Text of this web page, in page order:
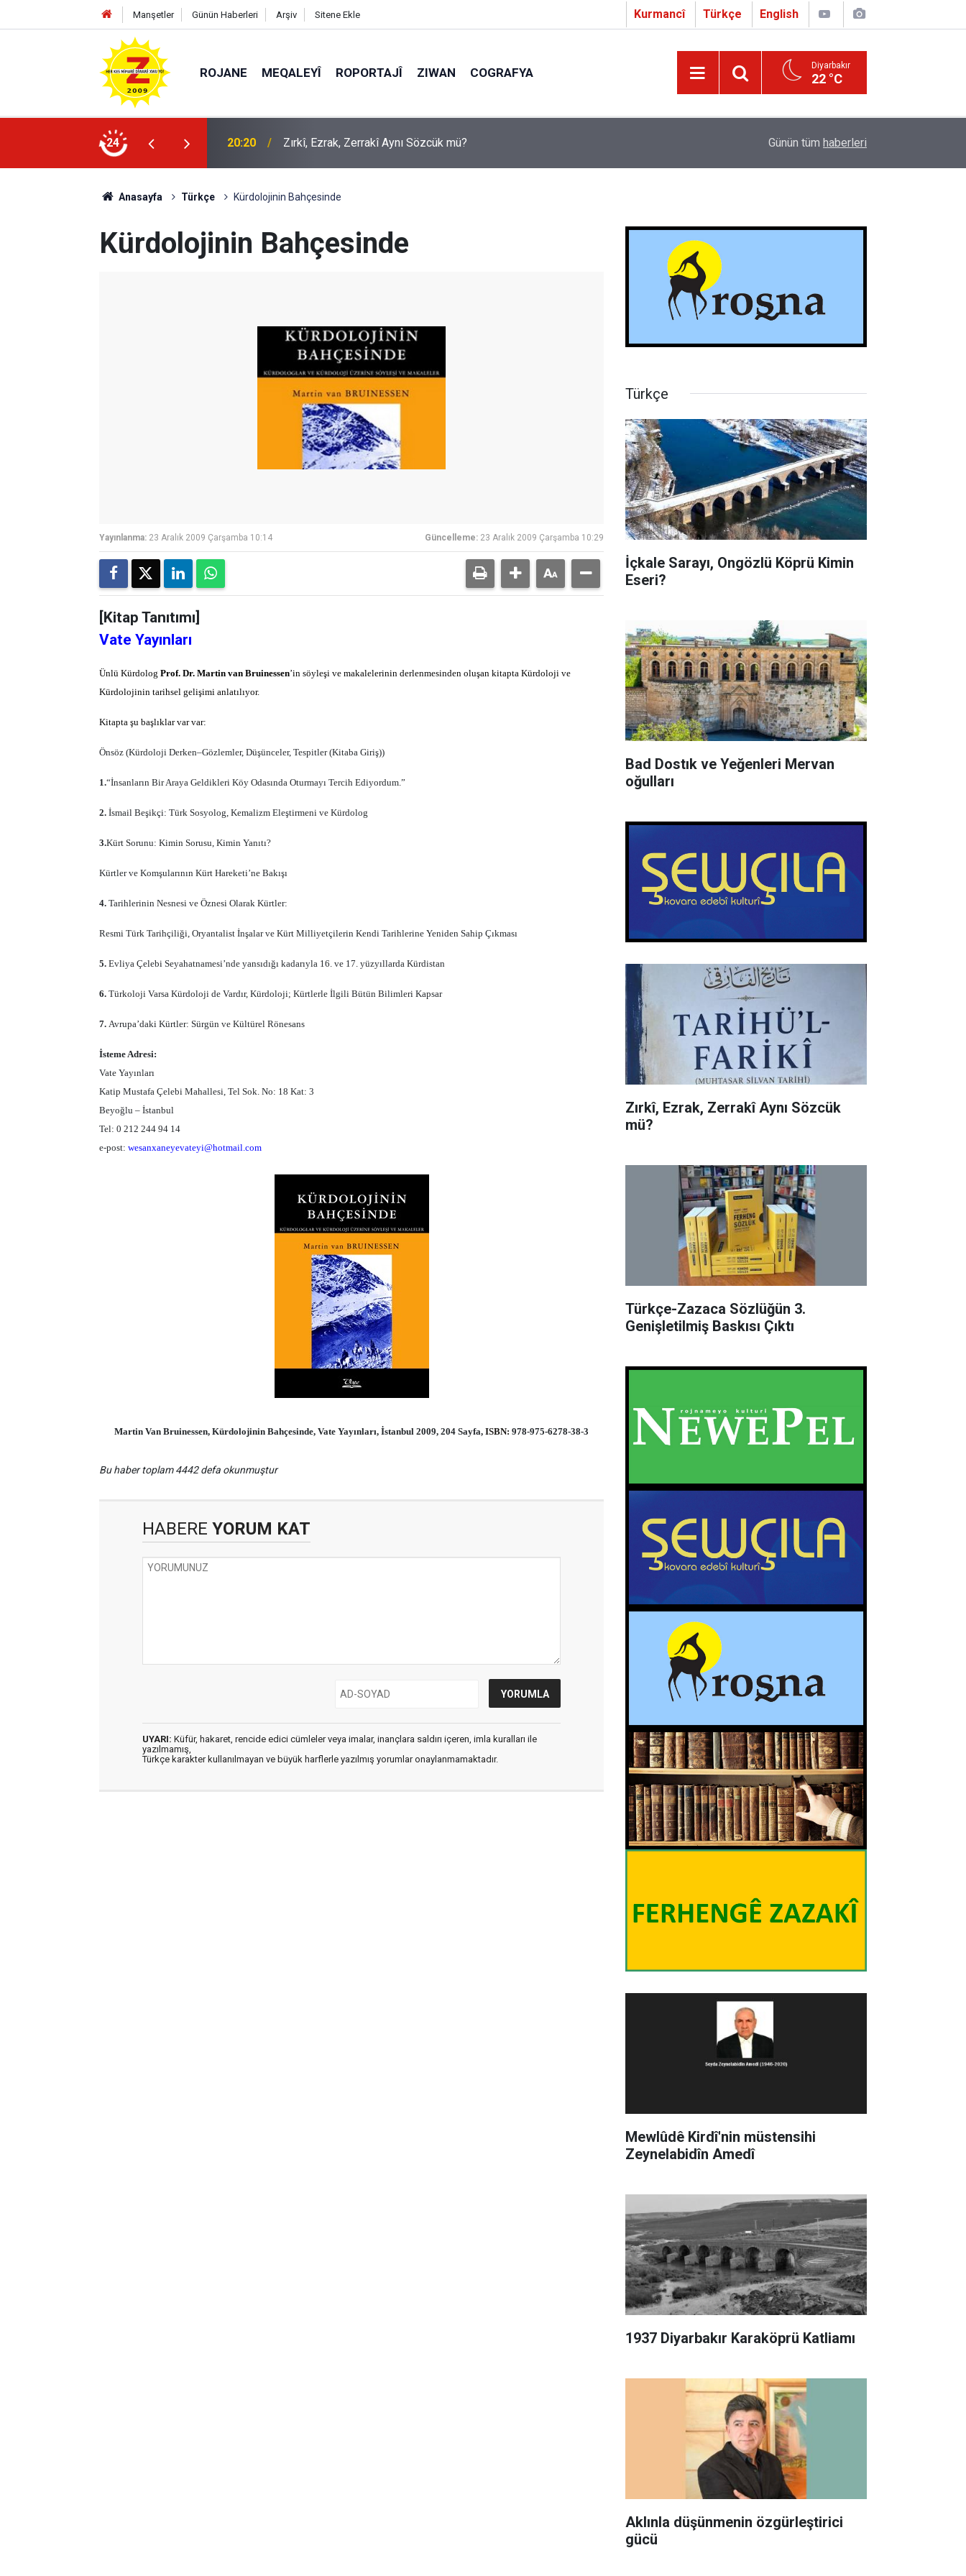
Manşetler Günün Haberleri Arşiv Sitene Ekle Kurmancî Türkçe English
ROJANE MEQALEYÎ ROPORTAJÎ ZIWAN COGRAFYA Diyarbakır
22 °C
24 09:56 Ji Zilma Partîzanan Nimûneyeka Piçûk Çapo 3. o Hîrakerde yê Ferhengê Zazakî-Tirkî
Günün tüm haberleri
Anasayfa Türkçe Kürdolojinin Bahçesinde
Kürdolojinin Bahçesinde
Yayınlanma: 23 Aralık 2009 Çarşamba 10:14 Güncelleme: 23 Aralık 2009 Çarşamba 10:29
[Kitap Tanıtımı]
Vate Yayınları
Ünlü Kürdolog Prof. Dr. Martin van Bruinessen’in söyleşi ve makalelerinin derlenmesinden oluşan kitapta Kürdoloji ve
Kürdolojinin tarihsel gelişimi anlatılıyor.
Kitapta şu başlıklar var var:
Önsöz (Kürdoloji Derken–Gözlemler, Düşünceler, Tespitler (Kitaba Giriş))
1.“İnsanların Bir Araya Geldikleri Köy Odasında Oturmayı Tercih Ediyordum.”
2. İsmail Beşikçi: Türk Sosyolog, Kemalizm Eleştirmeni ve Kürdolog
3.Kürt Sorunu: Kimin Sorusu, Kimin Yanıtı?
Kürtler ve Komşularının Kürt Hareketi’ne Bakışı
4. Tarihlerinin Nesnesi ve Öznesi Olarak Kürtler:
Resmi Türk Tarihçiliği, Oryantalist İnşalar ve Kürt Milliyetçilerin Kendi Tarihlerine Yeniden Sahip Çıkması
5. Evliya Çelebi Seyahatnamesi’nde yansıdığı kadarıyla 16. ve 17. yüzyıllarda Kürdistan
6. Türkoloji Varsa Kürdoloji de Vardır, Kürdoloji; Kürtlerle İlgili Bütün Bilimleri Kapsar
7. Avrupa’daki Kürtler: Sürgün ve Kültürel Rönesans
İsteme Adresi:
Vate Yayınları
Katip Mustafa Çelebi Mahallesi, Tel Sok. No: 18 Kat: 3
Beyoğlu – İstanbul
Tel: 0 212 244 94 14
e-post: wesanxaneyevateyi@hotmail.com
Martin Van Bruinessen, Kürdolojinin Bahçesinde, Vate Yayınları, İstanbul 2009, 204 Sayfa, ISBN: 978-975-6278-38-3
Bu haber toplam 4442 defa okunmuştur
HABERE YORUM KAT
UYARI: Küfür, hakaret, rencide edici cümleler veya imalar, inançlara saldırı içeren, imla kuralları ile
yazılmamış,
Türkçe karakter kullanılmayan ve büyük harflerle yazılmış yorumlar onaylanmamaktadır.
Türkçe
İçkale Sarayı, Ongözlü Köprü Kimin
Eseri?
Bad Dostık ve Yeğenleri Mervan
oğulları
Zırkî, Ezrak, Zerrakî Aynı Sözcük
mü?
Türkçe-Zazaca Sözlüğün 3.
Genişletilmiş Baskısı Çıktı
Mewlûdê Kirdî'nin müstensihi
Zeynelabidîn Amedî
1937 Diyarbakır Karaköprü Katliamı
Aklınla düşünmenin özgürleştirici
gücü